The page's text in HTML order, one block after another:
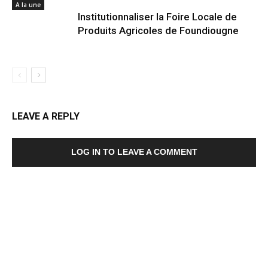
A la une
Institutionnaliser la Foire Locale de
Produits Agricoles de Foundiougne
LEAVE A REPLY
LOG IN TO LEAVE A COMMENT